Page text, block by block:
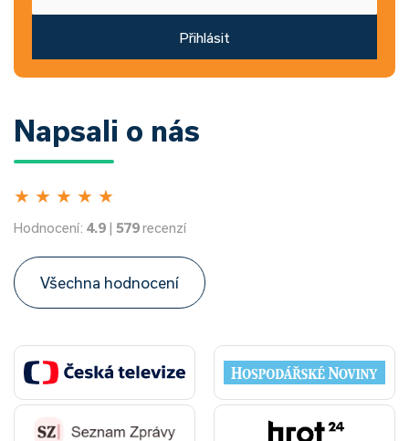
Přihlásit
Napsali o nás
★ ★ ★ ★ ★
Hodnocení: 4.9 | 579recenzí
Všechna hodnocení